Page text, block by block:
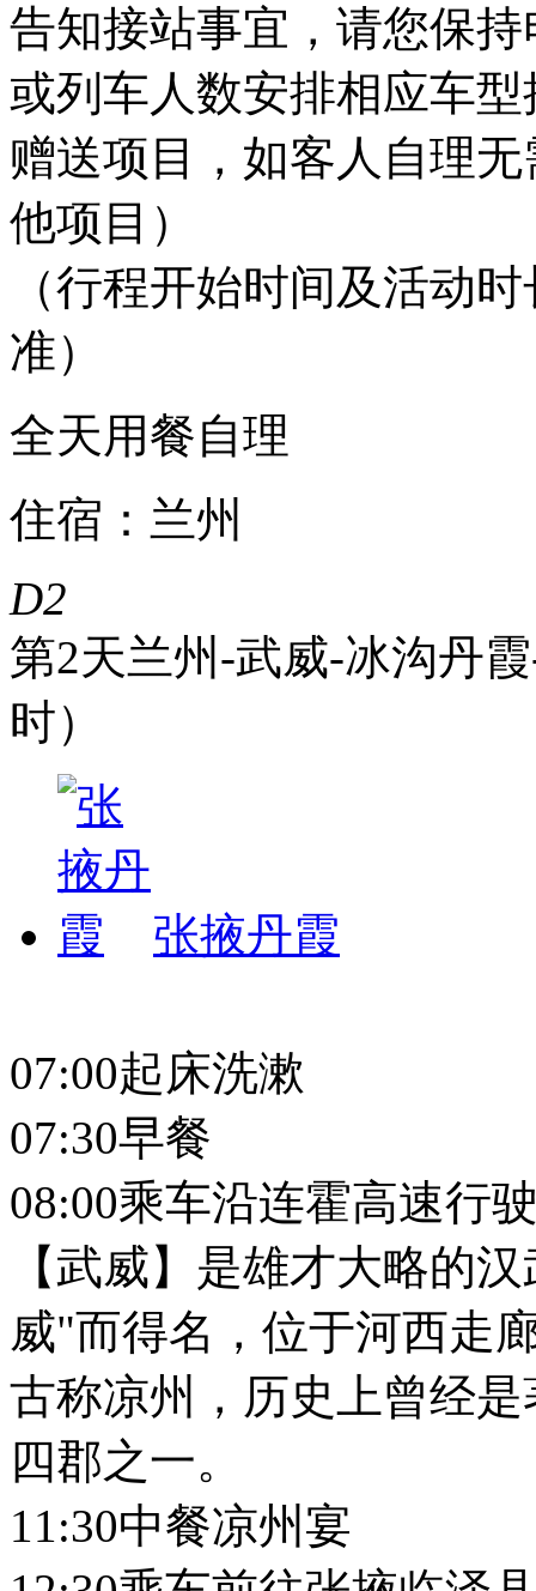
告知接站事宜，请您保
或列车人数安排相应车
赠送项目，如客人自理
他项目）
（行程开始时间及活动
准）
全天用餐自理
住宿：兰州
D2
第2天兰州-武威-冰沟丹
时）
张掖丹霞
07:00起床洗漱
07:30早餐
08:00乘车沿连霍高速行
【武威】是雄才大略的
威"而得名，位于河西走
古称凉州，历史上曾经
四郡之一。
11:30中餐凉州宴